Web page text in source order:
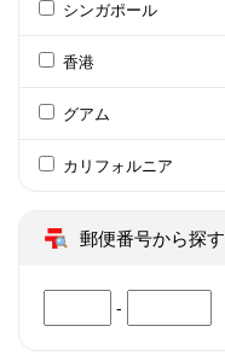
シンガポール
香港
グアム
カリフォルニア
郵便番号から探す
-